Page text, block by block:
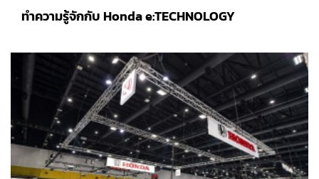
ทำความรู้จักกับ Honda e:TECHNOLOGY